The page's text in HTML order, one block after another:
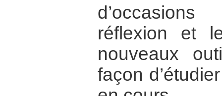
réflexion et
nouveaux
façon